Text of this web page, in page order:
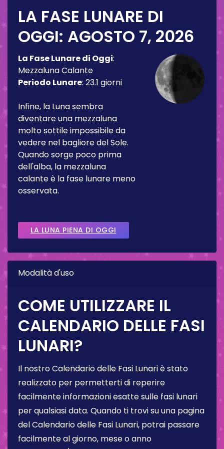
LA FASE LUNARE DI
OGGI: AGOSTO 7, 2026
La Fase Lunare di Oggi:
Mezzaluna Calante
Periodo Lunare: 23.1 giorni
Infine, la Luna sembra
diventare una mezzaluna
molto sottile impossibile da
vedere nel bagliore del Sole.
Quando sorge poco prima
dell'alba, la mezzaluna
calante è la fase lunare meno
osservata.
LA LUNA PIENA DI OGGI
Modalità d'uso
COME UTILIZZARE IL
CALENDARIO DELLE FASI
LUNARI?
Il nostro Calendario delle Fasi Lunari è stato
realizzato per permetterti di reperire
facilmente informazioni esatte sulle fasi lunari
per qualsiasi data. Quando ti trovi su una pagina
del Calendario delle Fasi Lunari, potrai passare
facilmente al giorno, mese o anno